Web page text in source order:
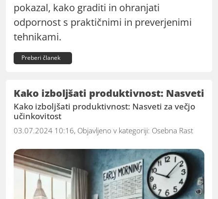
pokazal, kako graditi in ohranjati
odpornost s praktičnimi in preverjenimi
tehnikami.
Preberi članek
Kako izboljšati produktivnost: Nasveti
Kako izboljšati produktivnost: Nasveti za večjo
učinkovitost
03.07.2024 10:16, Objavljeno v kategoriji: Osebna Rast